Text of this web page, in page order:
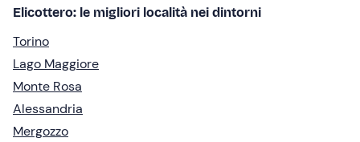
Elicottero: le migliori località nei dintorni
Torino
Lago Maggiore
Monte Rosa
Alessandria
Mergozzo